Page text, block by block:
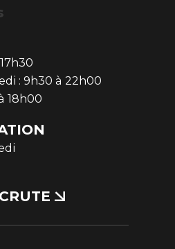
: 9h30 à 22h00
18h00